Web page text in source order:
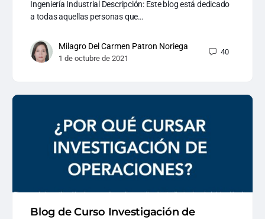
Ingeniería Industrial Descripción: Este blog está dedicado
a todas aquellas personas que…
Milagro Del Carmen Patron Noriega
1 de octubre de 2021
40
Blog de Curso Investigación de